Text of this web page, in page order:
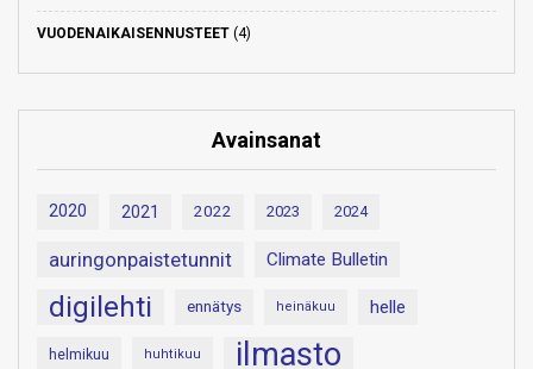
VUODENAIKAISENNUSTEET (4)
Avainsanat
2020 2021 2022 2023 2024
auringonpaistetunnit Climate Bulletin
digilehti ennätys heinäkuu helle
helmikuu huhtikuu ilmasto